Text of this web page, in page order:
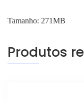
Tamanho: 271MB
Produtos